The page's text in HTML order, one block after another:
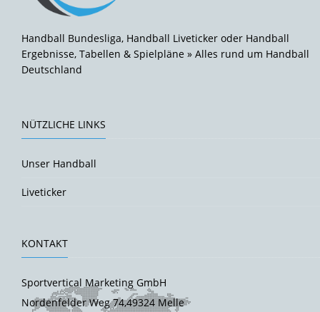
Handball Bundesliga, Handball Liveticker oder Handball
Ergebnisse, Tabellen & Spielpläne » Alles rund um Handball
Deutschland
NÜTZLICHE LINKS
Unser Handball
Liveticker
KONTAKT
Sportvertical Marketing GmbH
Nordenfelder Weg 74,49324 Melle